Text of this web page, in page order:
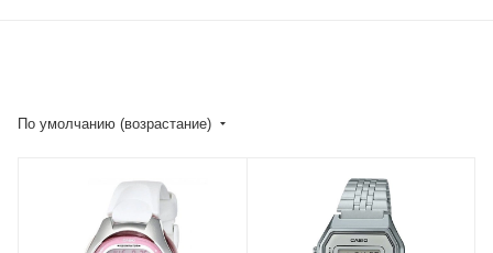
По умолчанию (возрастание)